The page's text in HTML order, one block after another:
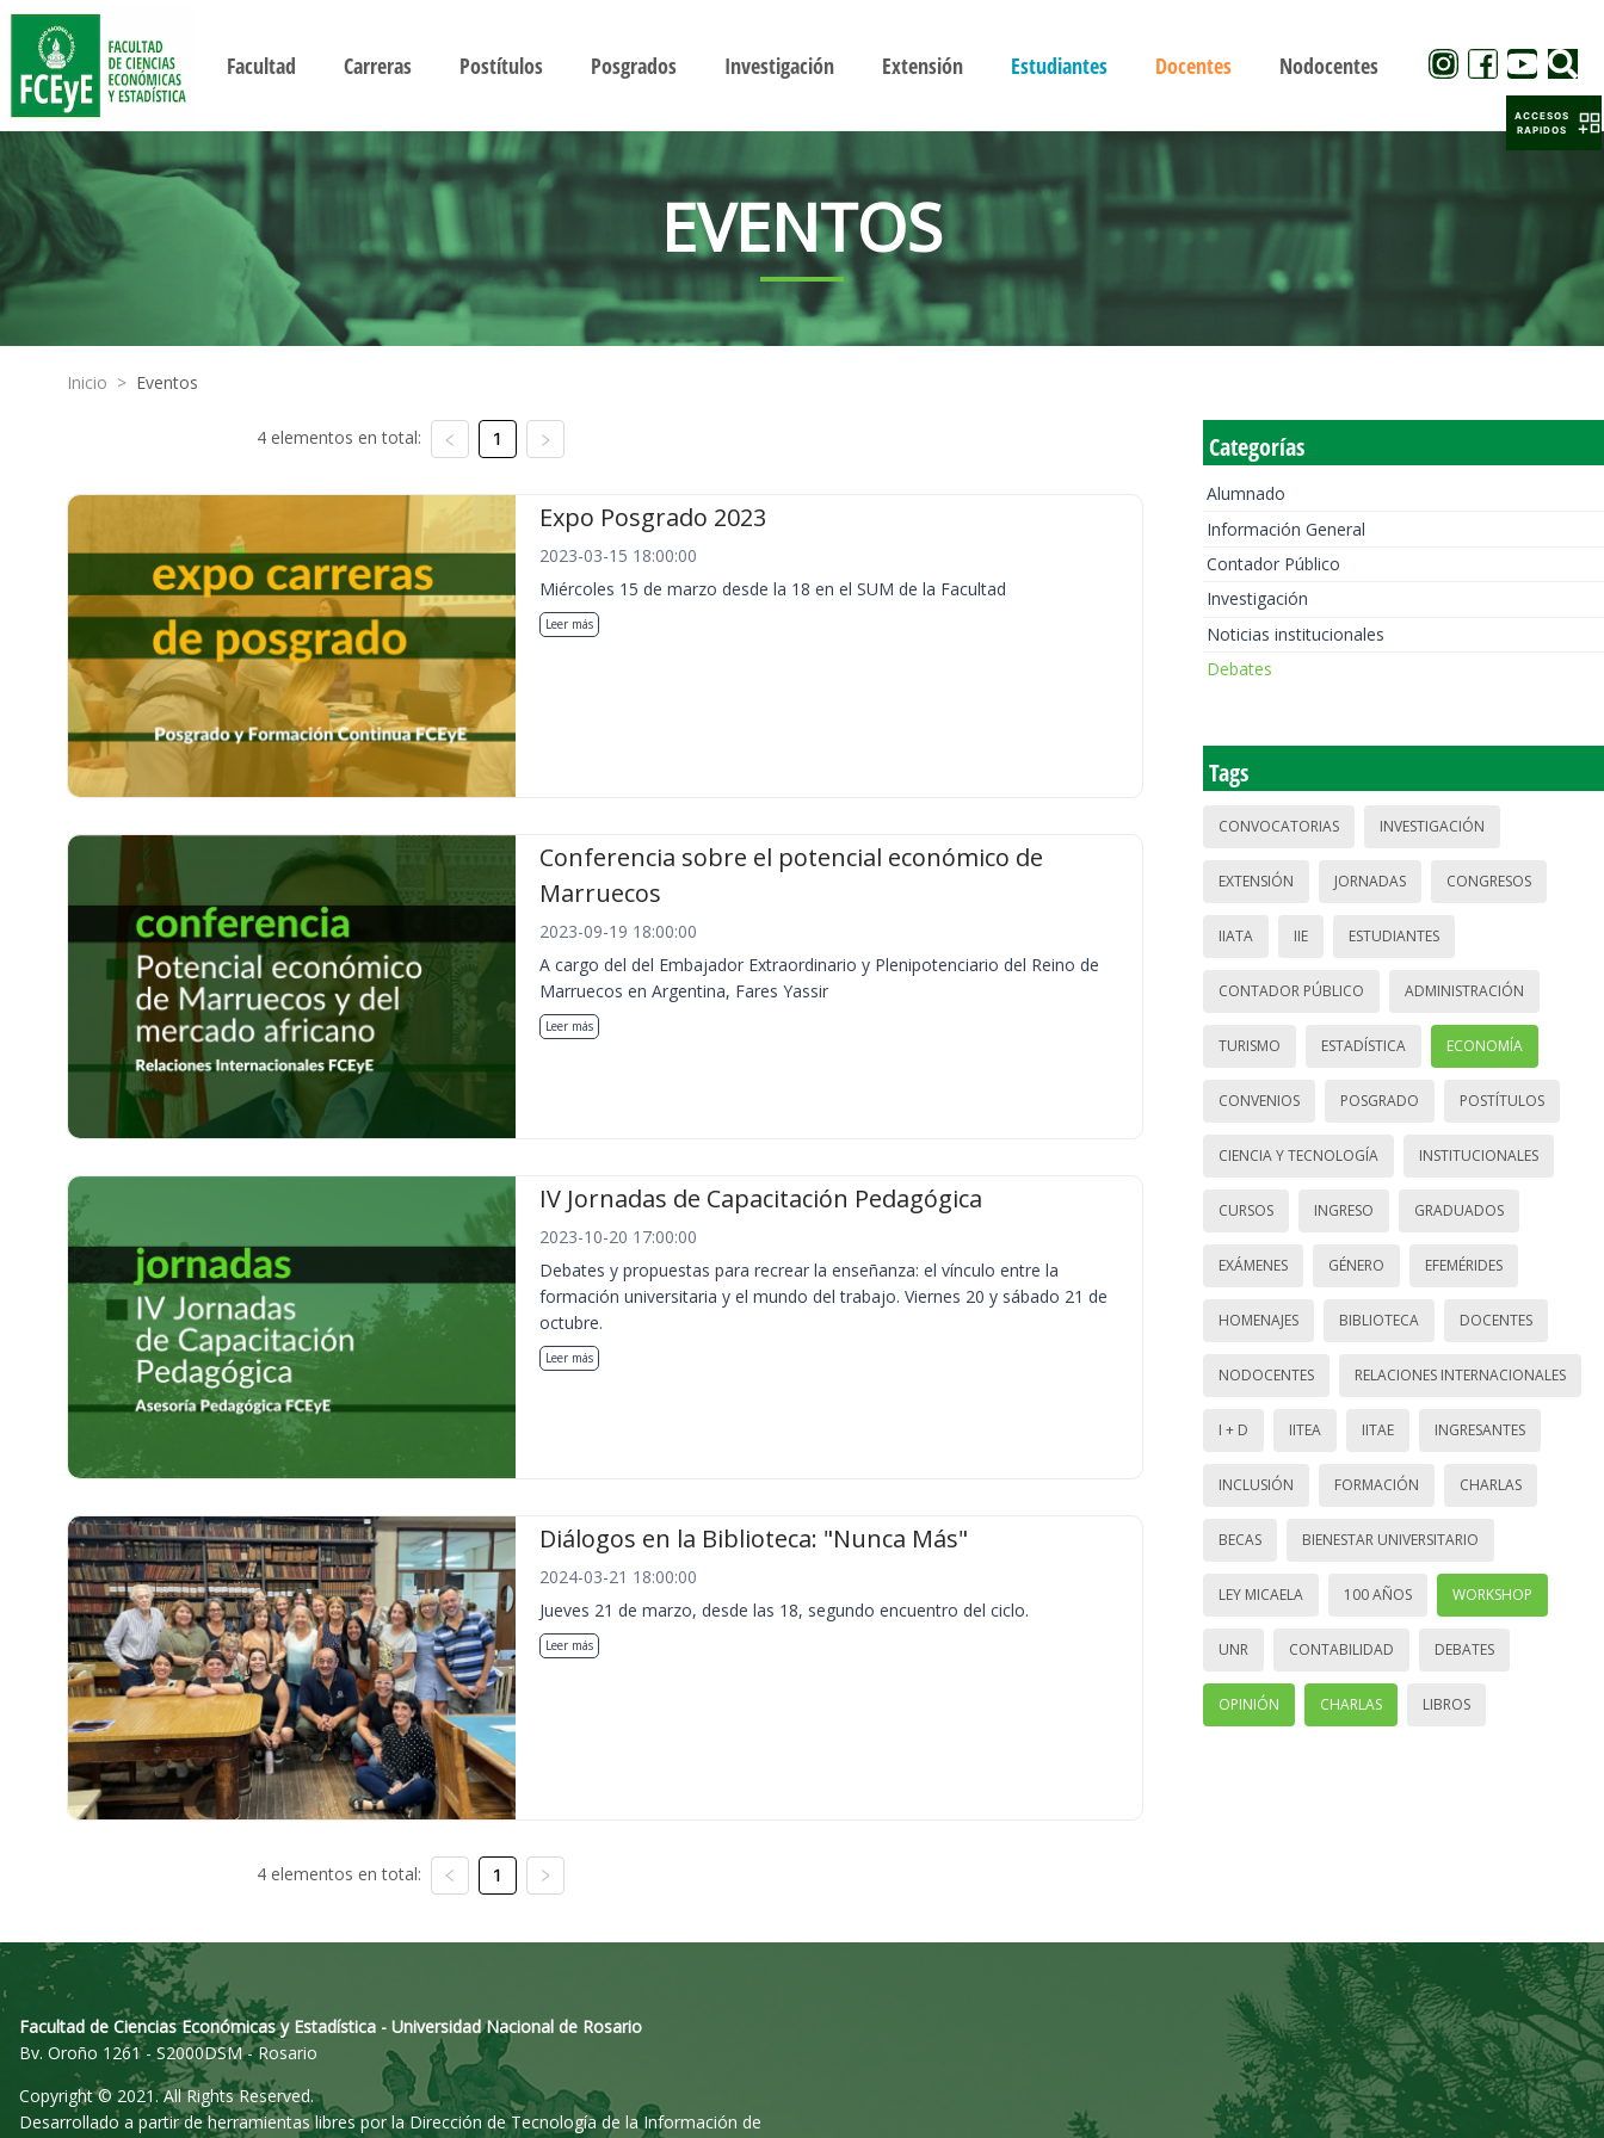
Facultad Carreras Postítulos Posgrados Investigación Extensión Estudiantes Docentes Nodocentes
EVENTOS
Inicio > Eventos
4 elementos en total: 1
Expo Posgrado 2023
2023-03-15 18:00:00
Miércoles 15 de marzo desde la 18 en el SUM de la Facultad
Leer más
Conferencia sobre el potencial económico de
Marruecos
2023-09-19 18:00:00
A cargo del del Embajador Extraordinario y Plenipotenciario del Reino de
Marruecos en Argentina, Fares Yassir
Leer más
IV Jornadas de Capacitación Pedagógica
2023-10-20 17:00:00
Debates y propuestas para recrear la enseñanza: el vínculo entre la
formación universitaria y el mundo del trabajo. Viernes 20 y sábado 21 de
octubre.
Leer más
Diálogos en la Biblioteca: "Nunca Más"
2024-03-21 18:00:00
Jueves 21 de marzo, desde las 18, segundo encuentro del ciclo.
Leer más
4 elementos en total: 1
Categorías
Alumnado
Información General
Contador Público
Investigación
Noticias institucionales
Debates
Tags
CONVOCATORIAS INVESTIGACIÓN
EXTENSIÓN JORNADAS CONGRESOS
IIATA IIE ESTUDIANTES
CONTADOR PÚBLICO ADMINISTRACIÓN
TURISMO ESTADÍSTICA ECONOMÍA
CONVENIOS POSGRADO POSTÍTULOS
CIENCIA Y TECNOLOGÍA INSTITUCIONALES
CURSOS INGRESO GRADUADOS
EXÁMENES GÉNERO EFEMÉRIDES
HOMENAJES BIBLIOTECA DOCENTES
NODOCENTES RELACIONES INTERNACIONALES
I + D IITEA IITAE INGRESANTES
INCLUSIÓN FORMACIÓN CHARLAS
BECAS BIENESTAR UNIVERSITARIO
LEY MICAELA 100 AÑOS WORKSHOP
UNR CONTABILIDAD DEBATES
OPINIÓN CHARLAS LIBROS
Facultad de Ciencias Económicas y Estadística - Universidad Nacional de Rosario
Bv. Oroño 1261 - S2000DSM - Rosario
Copyright © 2021. All Rights Reserved.
Desarrollado a partir de herramientas libres por la Dirección de Tecnología de la Información de
ACCESOS
RAPIDOS